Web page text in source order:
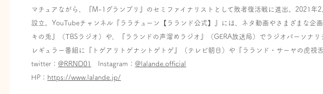
マチュアながら、『M-1グランプリ』のセミファイナリストとして敗者復活戦に進出。2021年
設立。YouTubeチャンネル『ララチューン【ラランド公式】』には、ネタ動画やさまざまな企
キの兎』（TBSラジオ）や、『ラランドの声溜めラジオ』（GERA放送局）でラジオパーソナ
レギュラー番組に『トゲアリトゲナシトゲトゲ』（テレビ朝日）や『ラランド・サーヤの虎視
twitter： @RRND01 Instagram： @lalande.official
HP： https://www.lalande.jp/